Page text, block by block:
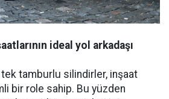
ideal yol arkadaşı
tamburlu silindirler, inşaat
bir role sahip. Bu yüzden